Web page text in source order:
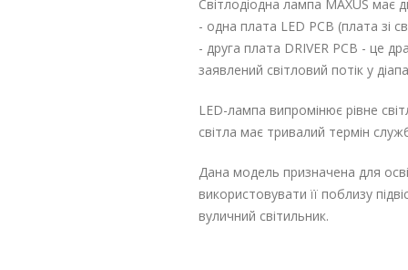
Світлодіодна лампа MAXUS має
- одна плата LED PCB (плата зі
- друга плата DRIVER PCB - це
заявлений світловий потік у
LED-лампа випромінює рівне
світла має тривалий термін
Дана модель призначена для
використовувати її поблизу
вуличний світильник.